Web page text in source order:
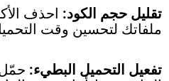
تقليل حجم الكود: احذف
ملفاتك لتحسين وقت
تفعيل التحميل البطيء: حمّل